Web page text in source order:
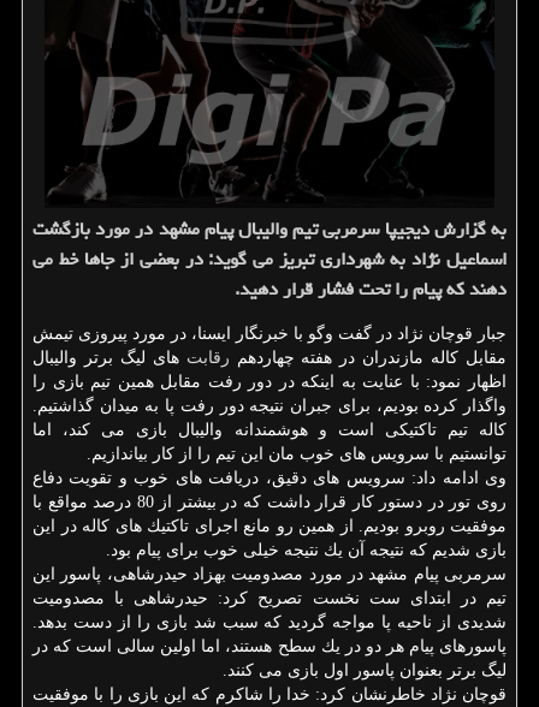
به گزارش دیجیپا سرمربی تیم والیبال پیام مشهد در مورد بازگشت
اسماعیل نژاد به شهرداری تبریز می گوید: در بعضی از جاها خط می
دهند كه پیام را تحت فشار قرار دهید.
جبار قوچان نژاد در گفت وگو با خبرنگار ایسنا، در مورد پیروزی تیمش
مقابل كاله مازندران در هفته چهاردهم رقابت های لیگ برتر والیبال
اظهار نمود: با عنایت به اینكه در دور رفت مقابل همین تیم بازی را
واگذار كرده بودیم، برای جبران نتیجه دور رفت پا به میدان گذاشتیم.
كاله تیم تاكتیكی است و هوشمندانه والیبال بازی می كند، اما
توانستیم با سرویس های خوب مان این تیم را از كار بیاندازیم.
وی ادامه داد: سرویس های دقیق، دریافت های خوب و تقویت دفاع
روی تور در دستور كار قرار داشت كه در بیشتر از 80 درصد مواقع با
موفقیت روبرو بودیم. از همین رو مانع اجرای تاكتیك های كاله در این
بازی شدیم كه نتیجه آن یك نتیجه خیلی خوب برای پیام بود.
سرمربی پیام مشهد در مورد مصدومیت بهزاد حیدرشاهی، پاسور این
تیم در ابتدای ست نخست تصریح كرد: حیدرشاهی با مصدومیت
شدیدی از ناحیه پا مواجه گردید كه سبب شد بازی را از دست بدهد.
پاسورهای پیام هر دو در یك سطح هستند، اما اولین سالی است كه در
لیگ برتر بعنوان پاسور اول بازی می كنند.
قوچان نژاد خاطرنشان كرد: خدا را شاكرم كه این بازی را با موفقیت